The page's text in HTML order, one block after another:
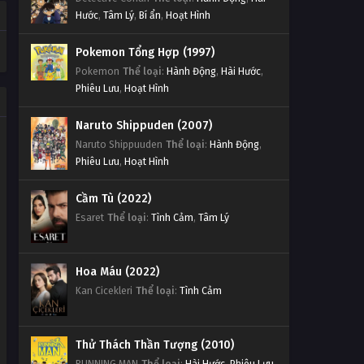
Hước, Tâm Lý, Bí ẩn, Hoạt Hình
Pokemon Tổng Hợp (1997)
Pokemon Thể loại: Hành Động, Hài Hước,
Phiêu Lưu, Hoạt Hình
Naruto Shippuden (2007)
Naruto Shippuuden Thể loại: Hành Động,
Phiêu Lưu, Hoạt Hình
Cầm Tù (2022)
Esaret Thể loại: Tình Cảm, Tâm Lý
Hoa Máu (2022)
Kan Cicekleri Thể loại: Tình Cảm
Thử Thách Thần Tượng (2010)